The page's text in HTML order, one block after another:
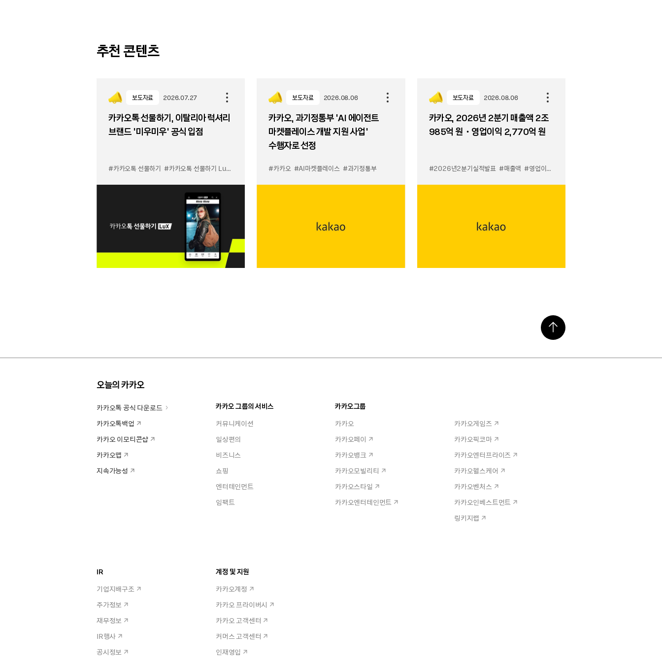
추천 콘텐츠
보도자료 2026.07.27
카카오톡 선물하기, 이탈리아 럭셔리
브랜드 '미우미우' 공식 입점
#카카오톡 선물하기 #카카오톡 선물하기 LuX 미우미우 입점 #선물하기 LuX #선물하기 미우미우 입점
보도자료 2026.08.06
카카오, 과기정통부 ‘AI 에이전트
마켓플레이스 개발 지원 사업’
수행자로 선정
#카카오 #AI마켓플레이스 #과기정통부
보도자료 2026.08.06
카카오, 2026년 2분기 매출액 2조
985억 원・영업이익 2,770억 원
#2026년2분기실적발표 #매출액 #영업이익
오늘의 카카오
카카오톡 공식 다운로드
카카오톡백업
카카오 이모티콘샵
카카오맵
지속가능성
카카오 그룹의 서비스
커뮤니케이션
일상편의
비즈니스
쇼핑
엔터테인먼트
임팩트
카카오그룹
카카오
카카오페이
카카오뱅크
카카오모빌리티
카카오스타일
카카오엔터테인먼트
카카오게임즈
카카오픽코마
카카오엔터프라이즈
카카오헬스케어
카카오벤처스
카카오인베스트먼트
링키지랩
IR
기업지배구조
주가정보
재무정보
IR행사
공시정보
계정 및 지원
카카오계정
카카오 프라이버시
카카오 고객센터
커머스 고객센터
인재영입